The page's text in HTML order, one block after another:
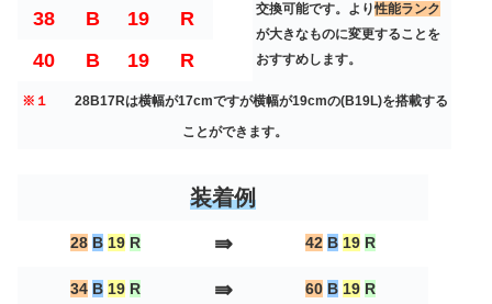
交換可能です。より性能ランク
が大きなものに変更することを
おすすめします。
38
B 19
R
40
B 19 R
※１
28B17Rは横幅が17cmですが横幅が19cmの(B19L)を搭載する
ことができます。
装着例
28 B 19 R ⇛ 42 B 19 R
34 B 19 R ⇛ 60 B 19 R